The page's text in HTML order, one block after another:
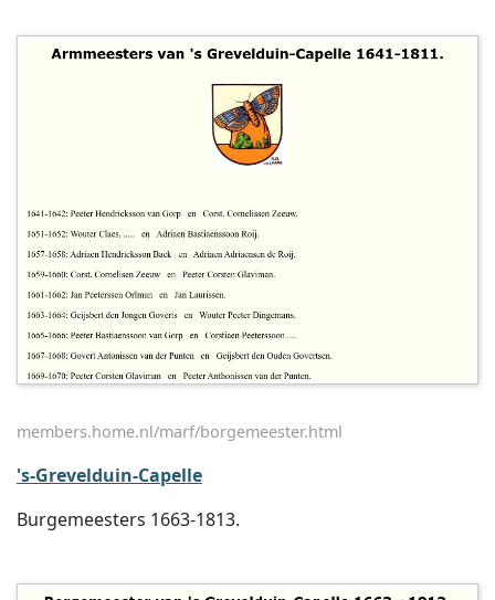
members.home.nl/marf/borgemeester.html
's-Grevelduin-Capelle
Burgemeesters 1663-1813.